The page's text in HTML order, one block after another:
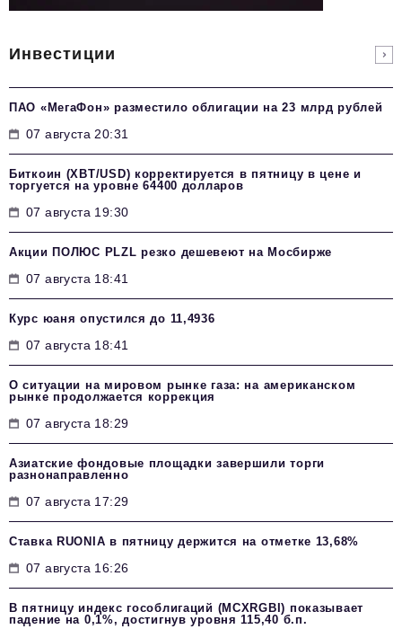
Инвестиции
ПАО «МегаФон» разместило облигации на 23 млрд рублей
07 августа 20:31
Биткоин (XBT/USD) корректируется в пятницу в цене и
торгуется на уровне 64400 долларов
07 августа 19:30
Акции ПОЛЮС PLZL резко дешевеют на Мосбирже
07 августа 18:41
Курс юаня опустился до 11,4936
07 августа 18:41
О ситуации на мировом рынке газа: на американском
рынке продолжается коррекция
07 августа 18:29
Азиатские фондовые площадки завершили торги
разнонаправленно
07 августа 17:29
Ставка RUONIA в пятницу держится на отметке 13,68%
07 августа 16:26
В пятницу индекс гособлигаций (MCXRGBI) показывает
падение на 0,1%, достигнув уровня 115,40 б.п.